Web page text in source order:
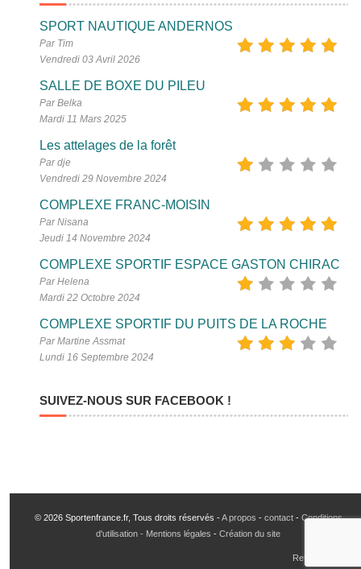
SPORT NAUTIQUE ANDERNOS
Par Tim
Vendredi 03 Avril 2026
SALLE DE BOXE DU PILEU
Par Belka
Mardi 11 Mars 2025
Les attelages de la forêt
Par dje
Vendredi 29 Novembre 2024
COMPLEXE FRANC-MOISIN
Par Nisana
Jeudi 14 Novembre 2024
COMPLEXE SPORTIF ESPACE GASTON CHIRAC
Par Helena
Mardi 22 Octobre 2024
COMPLEXE SPORTIF DU PUITS DE LA ROCHE
Par Martine Assmat
Lundi 16 Septembre 2024
SUIVEZ-NOUS SUR FACEBOOK !
© 2026 Sportenfrance.fr, Tous droits réservés -A propos - contact- Conditions
d'utilisation - Mentions légales - Création du site
Retour en haut